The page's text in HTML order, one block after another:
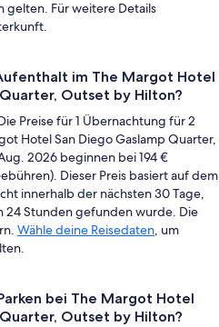
gelten. Für weitere Details
im The Margot Hotel
Outset by Hilton?
Preise für 1 Übernachtung für 2
Hotel San Diego Gaslamp Quarter,
2026 beginnen bei 194 €
Dieser Preis basiert auf dem
innerhalb der nächsten 30 Tage,
24 Stunden gefunden wurde. Die
Wähle deine Reisedaten, um
bei The Margot Hotel
Outset by Hilton?